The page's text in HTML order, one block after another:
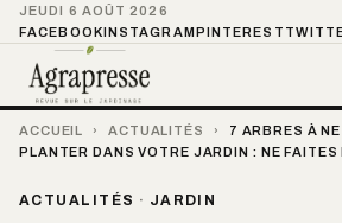
JEUDI 6 AOÛT 2026
FACEBOOKINSTAGRAMPINTEREST
ACCUEIL › ACTUALITÉS ›
7 ARBRES À
PLANTER DANS VOTRE JARDIN : NE FAITES
ACTUALITÉS · JARDIN